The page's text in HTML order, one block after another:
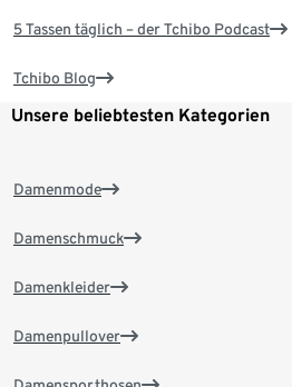
5 Tassen täglich – der Tchibo Podcast
Tchibo Blog
Unsere beliebtesten Kategorien
Damenmode
Damenschmuck
Damenkleider
Damenpullover